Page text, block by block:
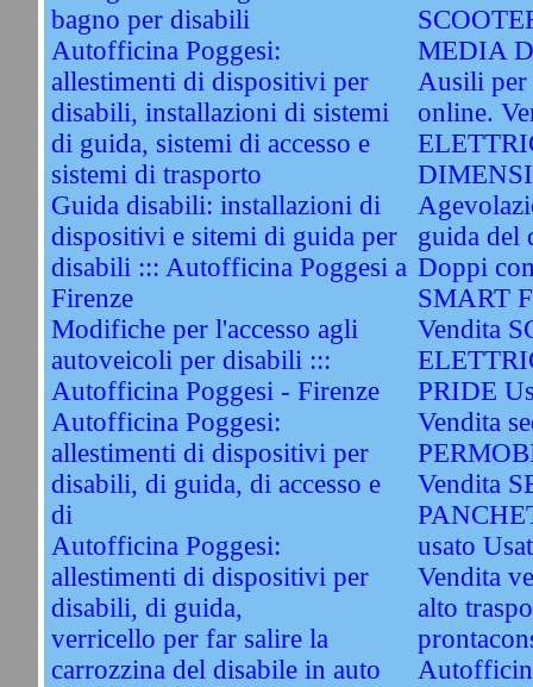
bagno per disabili
Autofficina Poggesi:
allestimenti di dispositivi per
disabili, installazioni di sistemi
di guida, sistemi di accesso e
sistemi di trasporto
Guida disabili: installazioni di
dispositivi e sitemi di guida per
disabili ::: Autofficina Poggesi a
Firenze
Modifiche per l'accesso agli
autoveicoli per disabili :::
Autofficina Poggesi - Firenze
Autofficina Poggesi:
allestimenti di dispositivi per
disabili, di guida, di accesso e
di
Autofficina Poggesi:
allestimenti di dispositivi per
disabili, di guida,
verricello per far salire la
carrozzina del disabile in auto
MEDIA
Ausili per
online.
guida del
Doppi
SMART
Vendita
PRIDE
Vendita
Vendita
usato
Vendita
alto